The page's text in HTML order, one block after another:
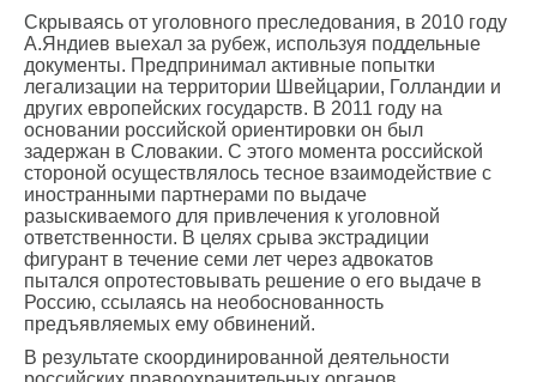
Скрываясь от уголовного преследования, в 2010 году
А.Яндиев выехал за рубеж, используя поддельные
документы. Предпринимал активные попытки
легализации на территории Швейцарии, Голландии и
других европейских государств. В 2011 году на
основании российской ориентировки он был
задержан в Словакии. С этого момента российской
стороной осуществлялось тесное взаимодействие с
иностранными партнерами по выдаче
разыскиваемого для привлечения к уголовной
ответственности. В целях срыва экстрадиции
фигурант в течение семи лет через адвокатов
пытался опротестовывать решение о его выдаче в
Россию, ссылаясь на необоснованность
предъявляемых ему обвинений.
В результате скоординированной деятельности